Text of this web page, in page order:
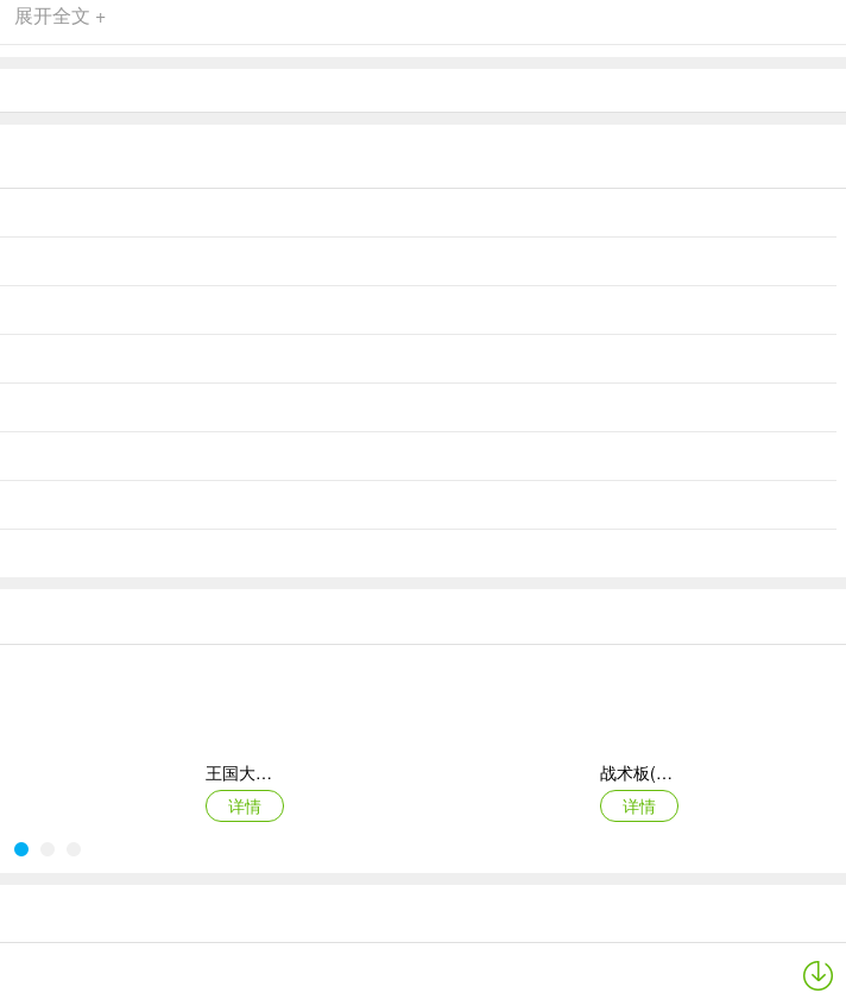
像，兑换礼包，点击界面右下方的世界加成，点击设置关闭音乐音效。
时必须上阵5名武将。上阵完毕后点击界面右下方的出征按钮，即可进入战斗场景。
头像会变亮，此时点击头像，对应武将即可释放武将技。
释放技能。
的武将会自动释放主动技能，未勾选的武将不会自动释放主动技能。
，是快速升级的最佳途径。
展开全文 +
王国大作战前线
详情
战术板(体育战术工具)
详情
最后庇护所瘟疫
御兽岛